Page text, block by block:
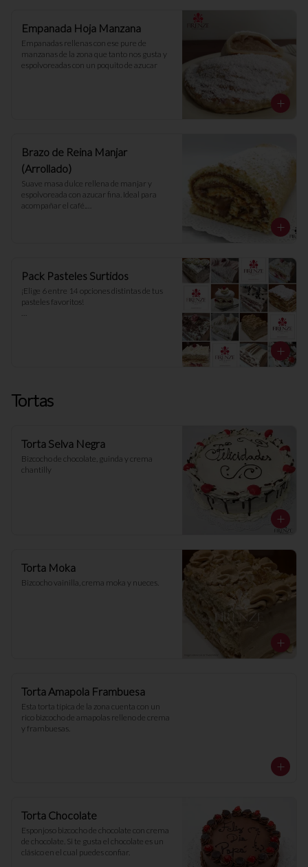
Empanada Hoja Manzana
Empanadas rellenas con ese pure de
manzanas de la zona que tanto nos gusta y
espolvoreadas con un poquito de azucar
Brazo de Reina Manjar
(Arrollado)
Suave masa dulce rellena de manjar y
espolvoreada con azucar fina. Ideal para
acompañar el café.
Pack Pasteles Surtidos
¡Elige 6 entre 14 opciones distintas de tus
pasteles favoritos!
Tortas
Torta Selva Negra
Bizcocho de chocolate, guinda y crema
chantilly
Torta Moka
Bizcocho vainilla, crema moka y nueces.
Torta Amapola Frambuesa
Esta torta típica de la zona cuenta con un
rico bizcocho de amapolas relleno de crema
y frambuesas.
Torta Chocolate
Esponjoso bizcocho de chocolate con crema
de chocolate. Si te gusta el chocolate es un
clásico en el cual puedes confiar.